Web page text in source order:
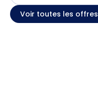
Voir toutes les offres